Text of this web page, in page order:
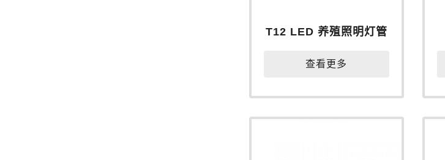
T12 LED 养殖照明灯管
查看更多